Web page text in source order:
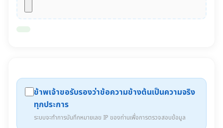
ข้าพเจ้าขอรับรองว่าข้อความข้างต้นเป็นความจริง
ทุกประการ
ระบบจะทำการบันทึกหมายเลข IP ของท่านเพื่อการตรวจสอบข้อมูล